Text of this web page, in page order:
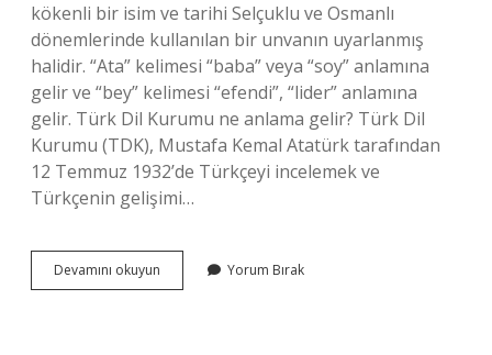
kökenli bir isim ve tarihi Selçuklu ve Osmanlı
dönemlerinde kullanılan bir unvanın uyarlanmış
halidir. “Ata” kelimesi “baba” veya “soy” anlamına
gelir ve “bey” kelimesi “efendi”, “lider” anlamına
gelir. Türk Dil Kurumu ne anlama gelir? Türk Dil
Kurumu (TDK), Mustafa Kemal Atatürk tarafından
12 Temmuz 1932’de Türkçeyi incelemek ve
Türkçenin gelişimi…
Devamını okuyun
Ne
Yorum Bırak